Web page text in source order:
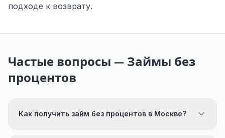
подходе к возврату.
Частые вопросы — Займы без
процентов
Как получить займ без процентов в Москве?